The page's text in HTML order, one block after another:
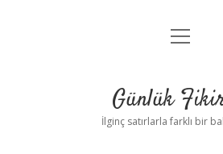
Anasayfa
Yasal Uyarı
menüyü
Günlük
İlginç satırlarla farklı bir